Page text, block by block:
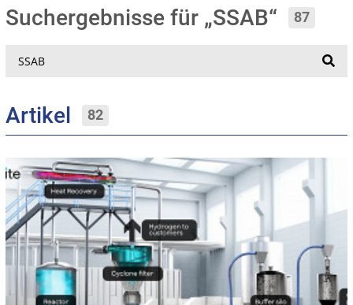
Suchergebnisse für „SSAB“ 87
Artikel 82